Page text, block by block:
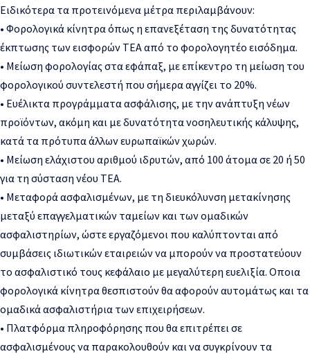
Ειδικότερα τα προτεινόμενα μέτρα περιλαμβάνουν:
• Φορολογικά κίνητρα όπως η επανεξέταση της δυνατότητας
έκπτωσης των εισφορών ΤΕΑ από το φορολογητέο εισόδημα.
• Μείωση φορολογίας στα εφάπαξ, με επίκεντρο τη μείωση του
φορολογικού συντελεστή που σήμερα αγγίζει το 20%.
• Ευέλικτα προγράμματα ασφάλισης, με την ανάπτυξη νέων
προϊόντων, ακόμη και με δυνατότητα νοσηλευτικής κάλυψης,
κατά τα πρότυπα άλλων ευρωπαϊκών χωρών.
• Μείωση ελάχιστου αριθμού ιδρυτών, από 100 άτομα σε 20 ή 50
για τη σύσταση νέου ΤΕΑ.
• Μεταφορά ασφαλισμένων, με τη διευκόλυνση μετακίνησης
μεταξύ επαγγελματικών ταμείων και των ομαδικών
ασφαλιστηρίων, ώστε εργαζόμενοι που καλύπτονται από
συμβάσεις ιδιωτικών εταιρειών να μπορούν να προστατεύουν
το ασφαλιστικό τους κεφάλαιο με μεγαλύτερη ευελιξία. Οποια
φορολογικά κίνητρα θεσπιστούν θα αφορούν αυτομάτως και τα
ομαδικά ασφαλιστήρια των επιχειρήσεων.
• Πλατφόρμα πληροφόρησης που θα επιτρέπει σε
ασφαλισμένους να παρακολουθούν και να συγκρίνουν τα